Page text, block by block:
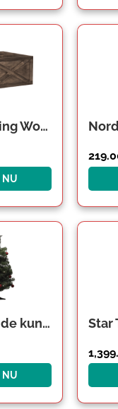
Star Trading Woody juletræsskjuler
NU
Konstsmide kunstigt juletræ
NU